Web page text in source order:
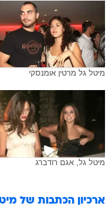
מיטל גל מרטין אומנסקי
מיטל גל, אגם רודברג
ארכיון הכתבות של